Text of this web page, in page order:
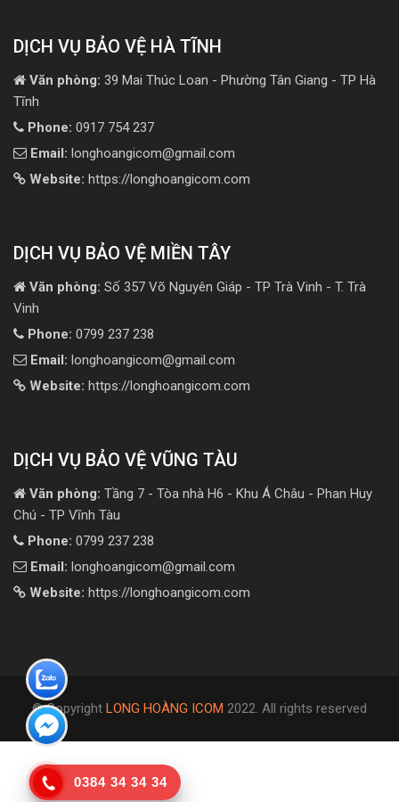
DỊCH VỤ BẢO VỆ HÀ TĨNH
Văn phòng: 39 Mai Thúc Loan - Phường Tân Giang - TP Hà
Tĩnh
Phone: 0917 754 237
Email: longhoangicom@gmail.com
Website: https://longhoangicom.com
DỊCH VỤ BẢO VỆ MIỀN TÂY
Văn phòng: Số 357 Võ Nguyên Giáp - TP Trà Vinh - T. Trà
Vinh
Phone: 0799 237 238
Email: longhoangicom@gmail.com
Website: https://longhoangicom.com
DỊCH VỤ BẢO VỆ VŨNG TÀU
Văn phòng: Tầng 7 - Tòa nhà H6 - Khu Á Châu - Phan Huy
Chú - TP Vĩnh Tàu
Phone: 0799 237 238
Email: longhoangicom@gmail.com
Website: https://longhoangicom.com
© Copyright LONG HOÀNG ICOM 2022. All rights reserved
0384 34 34 34